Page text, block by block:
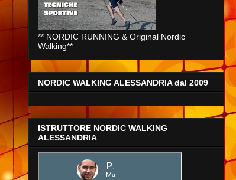
** NORDIC RUNNING & Original Nordic
Walking**
NORDIC WALKING ALESSANDRIA dal 2009
ISTRUTTORE NORDIC WALKING
ALESSANDRIA